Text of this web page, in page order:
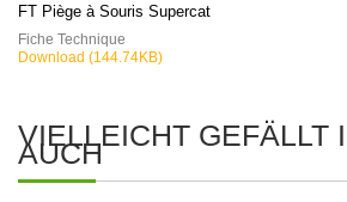
FT Piège à Souris Supercat
Fiche Technique
Download (144.74KB)
VIELLEICHT GEFÄLLT
AUCH